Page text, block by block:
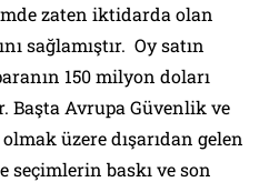
zaten iktidarda olan
sağlamıştır. Oy satın
150 milyon doları
Başta Avrupa Güvenlik ve
üzere dışarıdan gelen
seçimlerin baskı ve son